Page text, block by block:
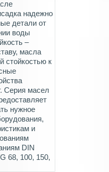
надежно
детали от
воды
–
масла
стойкостью к
Серия масел
нужное
и
DIN
68, 100, 150,